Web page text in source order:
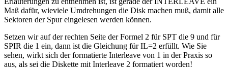
Maß dafür, wieviele Umdrehungen die Disk machen muß, damit alle
Sektoren der Spur eingelesen werden können.
Setzen wir auf der rechten Seite der Formel 2 für SPT die 9 und für
SPIR die 1 ein, dann ist die Gleichung für IL=2 erfüllt. Wie Sie
sehen, wirkt sich der formatierte Interleave von 1 in der Praxis so
aus, als sei die Diskette mit Interleave 2 formatiert worden!